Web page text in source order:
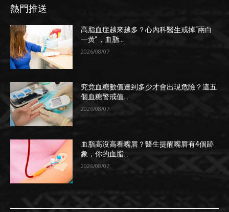
熱門推送
高脂血症越來越多？心內科醫生戒掉“兩白
一黃”，血脂...
2026/08/07
究竟血糖數值達到多少才會出現危險？這五
個血糖警戒值...
2026/08/07
血脂高沒高看嘴唇？醫生提醒嘴唇有4個跡
象，你的血脂...
2026/08/07